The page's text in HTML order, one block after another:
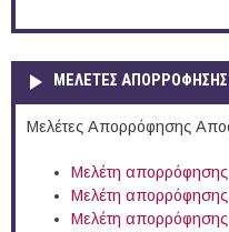
ΜΕΛΕΤΕΣ ΑΠΟΡΡΟΦΗΣΗΣ
Μελέτες Απορρόφησης
Μελέτη
Μελέτη
Μελέτη